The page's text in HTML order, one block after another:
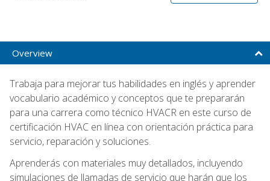
Overview
Trabaja para mejorar tus habilidades en inglés y aprender
vocabulario académico y conceptos que te prepararán
para una carrera como técnico HVACR en este curso de
certificación HVAC en línea con orientación práctica para
servicio, reparación y soluciones.
Aprenderás con materiales muy detallados, incluyendo
simulaciones de llamadas de servicio que harán que los